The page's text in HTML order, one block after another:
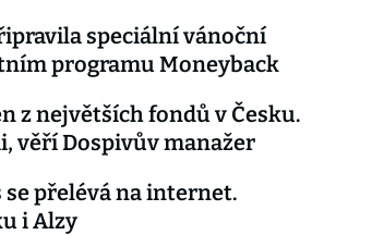
speciální vánoční
programu Moneyback
z největších fondů v Česku.
věří Dospivův manažer
přelévá na internet.
i Alzy